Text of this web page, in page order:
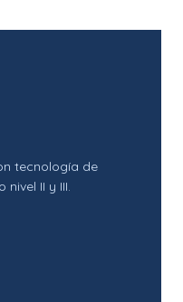
tecnología de
II y III.